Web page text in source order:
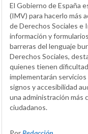
El Gobierno de España
(IMV) para hacerlo más
de Derechos Sociales e
información y
barreras del lenguaje
Derechos Sociales,
quienes tienen
implementarán
signos y accesibilidad
una administración más
ciudadanos.